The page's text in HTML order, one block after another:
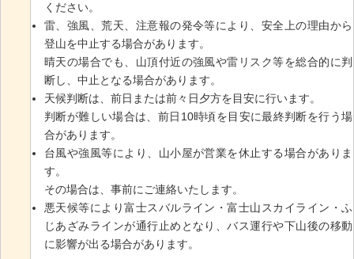
ください。
雷、強風、荒天、注意報の発令等により、安全上の理由から
登山を中止する場合があります。
晴天の場合でも、山頂付近の強風や雷リスク等を総合的に判
断し、中止となる場合があります。
天候判断は、前日または前々日夕方を目安に行います。
判断が難しい場合は、前日10時頃を目安に最終判断を行う場
合があります。
台風や強風等により、山小屋が営業を休止する場合がありま
す。
その場合は、事前にご連絡いたします。
悪天候等により富士スバルライン・富士山スカイライン・ふ
じあざみラインが通行止めとなり、バス運行や下山後の移動
に影響が出る場合があります。